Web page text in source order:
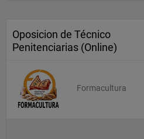
Oposicion de Técnico
Penitenciarias (Online)
Formacultura